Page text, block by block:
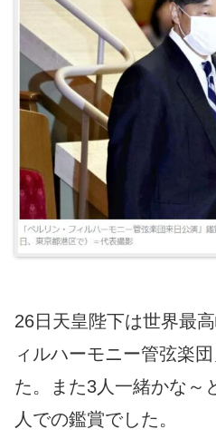
26日天皇陛下は世界最
ィルハーモニー管弦楽
た。また3人一緒かな～
人での鑑賞でした。